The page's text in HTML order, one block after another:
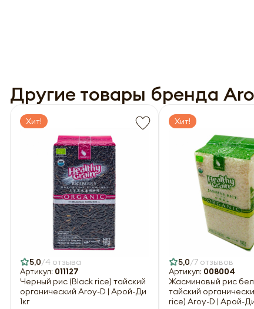
Другие товары бренда
Хит!
5,0 4 отзыва
Артикул: 011127
Черный рис (Black rice) тайский
органический Aroy-D | Арой-Ди
1кг
Хит!
5,0 7 отзывов
Артикул: 008004
Жасминовый рис
тайский
rice) Aroy-D | Арой-Ди